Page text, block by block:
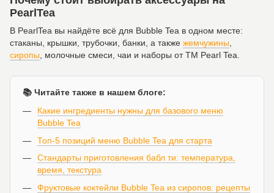
PearlTea
В PearlTea вы найдёте всё для Bubble Tea в одном месте:
стаканы, крышки, трубочки, банки, а также жемчужины,
сиропы, молочные смеси, чаи и наборы от ТМ Pearl Tea.
📚 Читайте также в нашем блоге:
Какие ингредиенты нужны для базового меню
Bubble Tea
Топ-5 позиций меню Bubble Tea для старта
Стандарты приготовления бабл ти: температура,
время, текстура
Фруктовые коктейли Bubble Tea из сиропов: рецепты